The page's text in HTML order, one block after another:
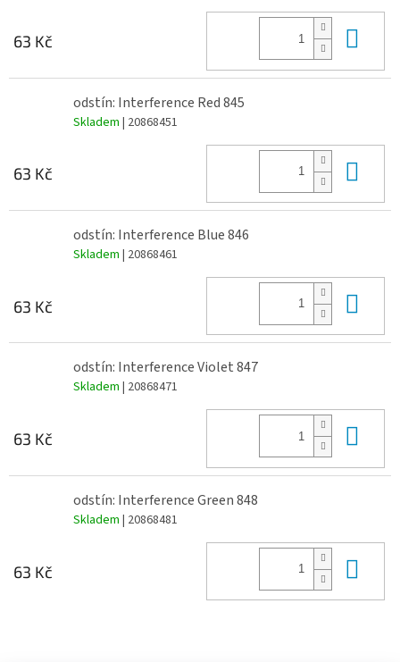
63 Kč
odstín: Interference Red 845
Skladem | 20868451
63 Kč
odstín: Interference Blue 846
Skladem | 20868461
63 Kč
odstín: Interference Violet 847
Skladem | 20868471
63 Kč
odstín: Interference Green 848
Skladem | 20868481
63 Kč